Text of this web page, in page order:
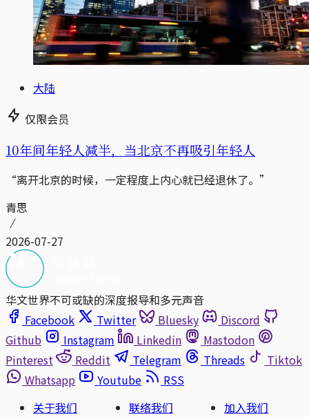
大陆
仅限会员
10年间年轻人减半，当北京不再吸引年轻人
“离开北京的时候，一定程度上内心就已经退休了。”
青思
2026-07-27
华文世界不可或缺的深度报导和多元声音
Facebook
Twitter Bluesky
Discord
Github
Instagram Linkedin
Mastodon
Pinterest
Reddit Telegram Threads
Tiktok
Whatsapp
Youtube
RSS
关于我们
联络我们
加入我们